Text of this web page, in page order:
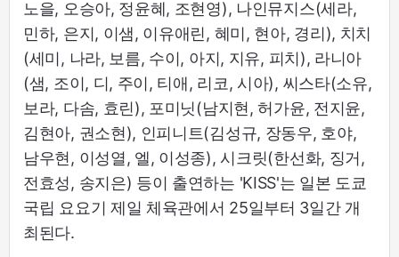
노을, 오승아, 정윤혜, 조현영), 나인뮤지스(세라,
민하, 은지, 이샘, 이유애린, 혜미, 현아, 경리), 치치
(세미, 나라, 보름, 수이, 아지, 지유, 피치), 라니아
(샘, 조이, 디, 주이, 티애, 리코, 시아), 씨스타(소유,
보라, 다솜, 효린), 포미닛(남지현, 허가윤, 전지윤,
김현아, 권소현), 인피니트(김성규, 장동우, 호야,
남우현, 이성열, 엘, 이성종), 시크릿(한선화, 징거,
전효성, 송지은) 등이 출연하는 'KISS'는 일본 도쿄
국립 요요기 제일 체육관에서 25일부터 3일간 개
최된다.